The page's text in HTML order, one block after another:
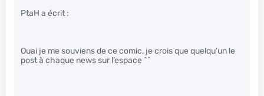
PtaH a écrit :
Ouai je me souviens de ce comic, je crois que quelqu’un le
post à chaque news sur l’espace ^^